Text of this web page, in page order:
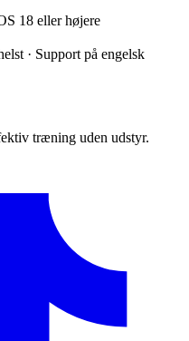
18 eller højere
· Support på engelsk
træning uden udstyr.